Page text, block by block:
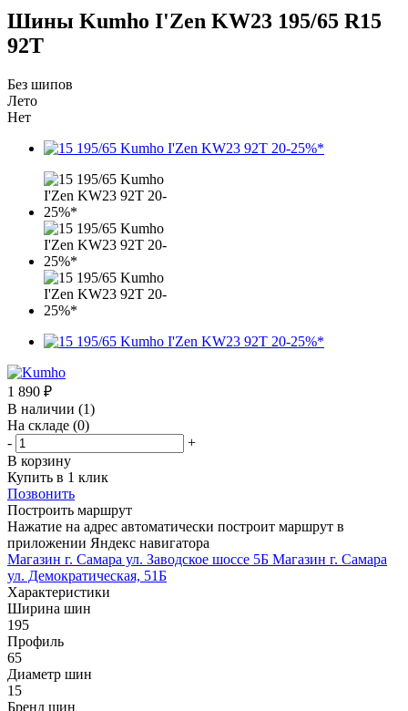
Шины Kumho I'Zen KW23 195/65 R15
92T
Без шипов
Лето
Нет
1 890 ₽
В наличии (1)
На складе (0)
-
+
В корзину
Купить в 1 клик
Позвонить
Построить маршрут
Нажатие на адрес автоматически построит маршрут в
приложении Яндекс навигатора
Магазин г. Самара ул. Заводское шоссе 5Б Магазин г. Самара
ул. Демократическая, 51Б
Характеристики
Ширина шин
195
Профиль
65
Диаметр шин
15
Бренд шин